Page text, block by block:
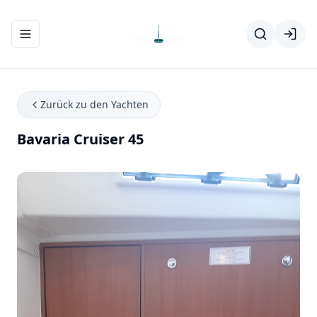
Navigationsmenü ein-/ausblenden
Zurück zu den Yachten
Bavaria Cruiser 45